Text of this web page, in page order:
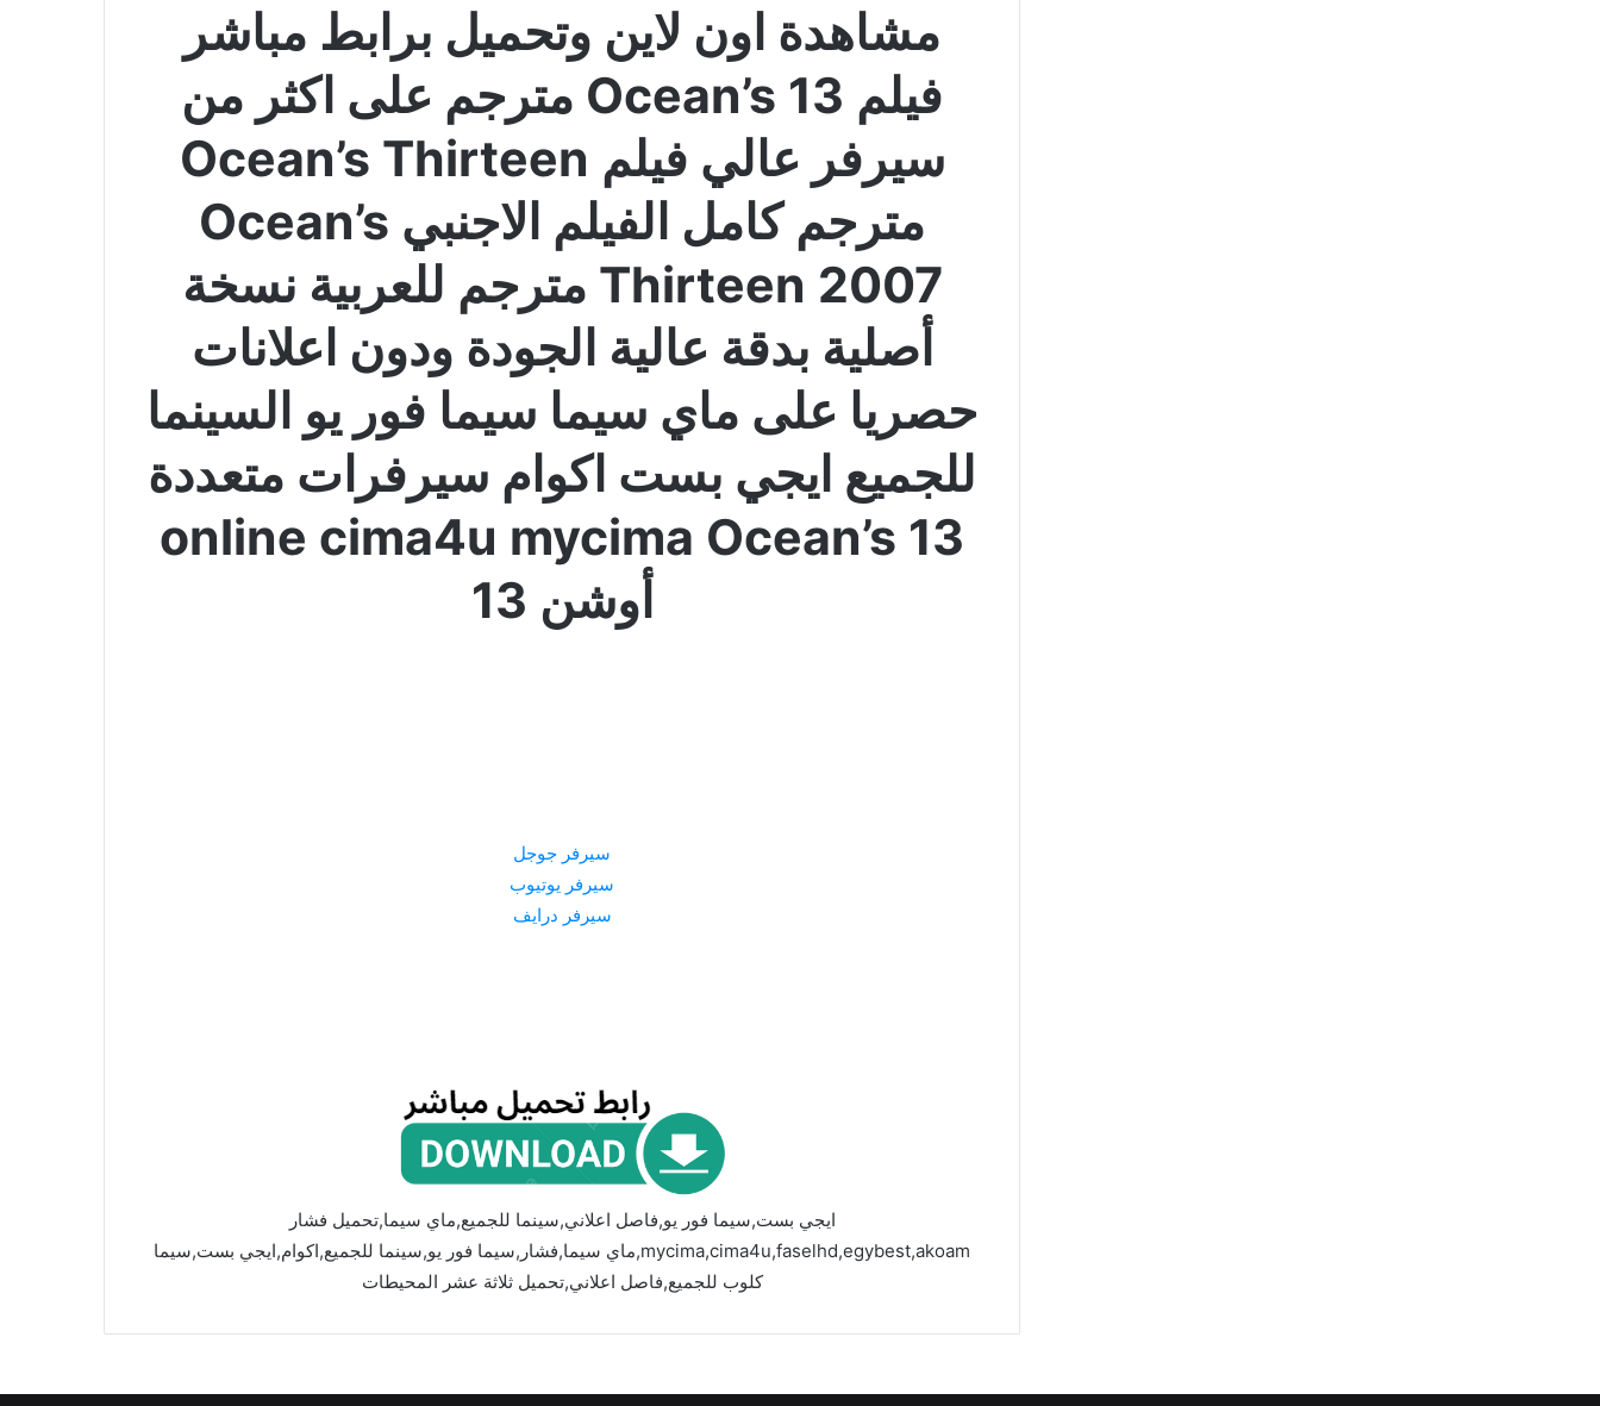
مشاهدة اون لاين وتحميل برابط مباشر
فيلم Ocean’s 13 مترجم على اكثر من
سيرفر عالي فيلم Ocean’s Thirteen
مترجم كامل الفيلم الاجنبي Ocean’s
Thirteen 2007 مترجم للعربية نسخة
أصلية بدقة عالية الجودة ودون اعلانات
حصريا على ماي سيما سيما فور يو السينما
للجميع ايجي بست اكوام سيرفرات متعددة
online cima4u mycima Ocean’s 13
أوشن 13
سيرفر جوجل
سيرفر يوتيوب
سيرفر درايف
ايجي بست,سيما فور يو,فاصل اعلاني,سينما للجميع,ماي سيما,تحميل فشار
mycima,cima4u,faselhd,egybest,akoam,ماي سيما,فشار,سيما فور يو,سينما للجميع,اكوام,ايجي بست,سيما
كلوب للجميع,فاصل اعلاني,تحميل ثلاثة عشر المحيطات